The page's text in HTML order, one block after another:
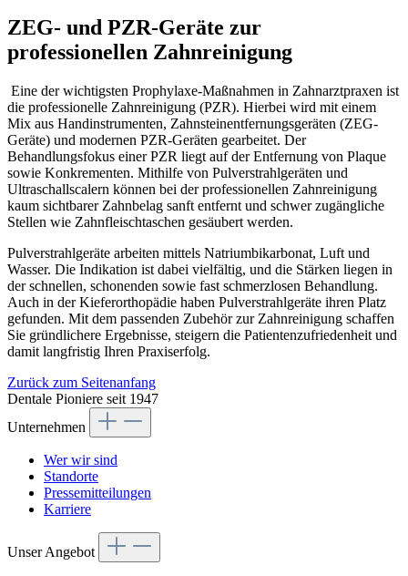
ZEG- und PZR-Geräte zur
professionellen Zahnreinigung
Eine der wichtigsten Prophylaxe-Maßnahmen in Zahnarztpraxen ist
die professionelle Zahnreinigung (PZR). Hierbei wird mit einem
Mix aus Handinstrumenten, Zahnsteinentfernungsgeräten (ZEG-
Geräte) und modernen PZR-Geräten gearbeitet. Der
Behandlungsfokus einer PZR liegt auf der Entfernung von Plaque
sowie Konkrementen. Mithilfe von Pulverstrahlgeräten und
Ultraschallscalern können bei der professionellen Zahnreinigung
kaum sichtbarer Zahnbelag sanft entfernt und schwer zugängliche
Stellen wie Zahnfleischtaschen gesäubert werden.
Pulverstrahlgeräte arbeiten mittels Natriumbikarbonat, Luft und
Wasser. Die Indikation ist dabei vielfältig, und die Stärken liegen in
der schnellen, schonenden sowie fast schmerzlosen Behandlung.
Auch in der Kieferorthopädie haben Pulverstrahlgeräte ihren Platz
gefunden. Mit dem passenden Zubehör zur Zahnreinigung schaffen
Sie gründlichere Ergebnisse, steigern die Patientenzufriedenheit und
damit langfristig Ihren Praxiserfolg.
Zurück zum Seitenanfang
Dentale Pioniere seit 1947
Unternehmen
Wer wir sind
Standorte
Pressemitteilungen
Karriere
Unser Angebot